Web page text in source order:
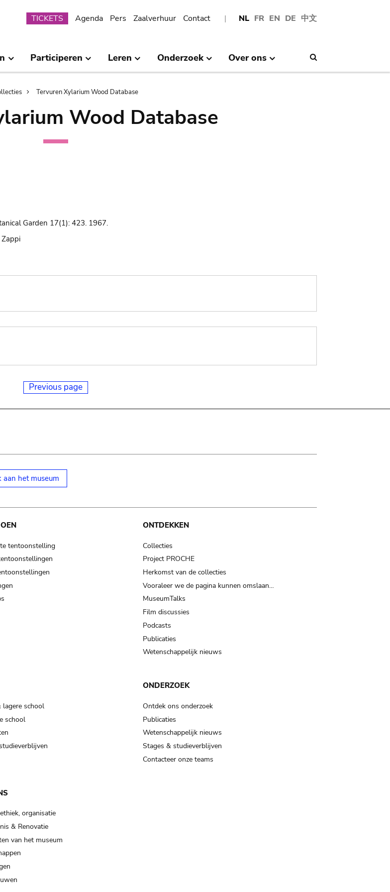
NL FR EN DE 中文
Submenu
TICKETS Agenda Pers Zaalverhuur Contact
Participeren Leren Onderzoek Over ons
Tervuren Xylarium Wood Database
Wood Database
Garden 17(1): 423. 1967.
Previous page
aan het museum
tentoonstelling
ONTDEKKEN
Collecties
Project PROCHE
Herkomst van de collecties
Vooraleer we de pagina kunnen omslaan…
MuseumTalks
Film discussies
Podcasts
Publicaties
Wetenschappelijk nieuws
lagere school
school
ONDERZOEK
Ontdek ons onderzoek
Publicaties
Wetenschappelijk nieuws
Stages & studieverblijven
Contacteer onze teams
organisatie
& Renovatie
van het museum